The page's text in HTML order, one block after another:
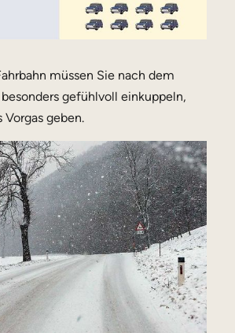
müssen Sie nach dem
gefühlvoll einkuppeln,
geben.